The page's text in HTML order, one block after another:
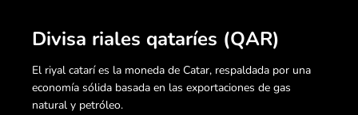
Divisa riales qataríes (QAR)
El riyal catarí es la moneda de Catar, respaldada por una
economía sólida basada en las exportaciones de gas
natural y petróleo.